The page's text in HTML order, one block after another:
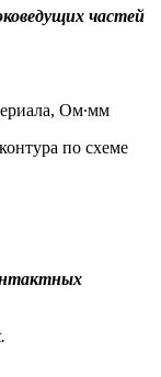
частей
Ом∙мм
по схеме